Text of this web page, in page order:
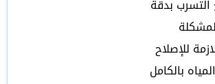
بدقة
للإصلاح
بالكامل